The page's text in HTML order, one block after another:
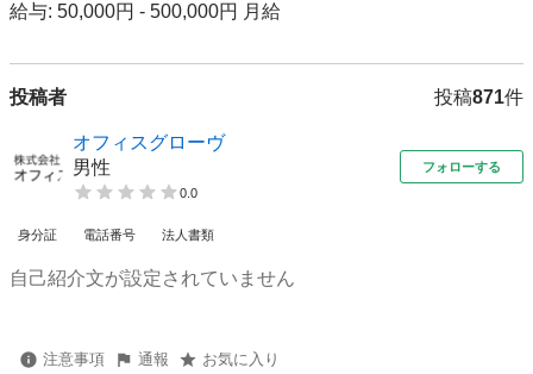
給与: 50,000円 - 500,000円 月給
投稿者 投稿871件
オフィスグローヴ
男性
0.0
フォローする
身分証 電話番号 法人書類
自己紹介文が設定されていません
注意事項 通報 お気に入り